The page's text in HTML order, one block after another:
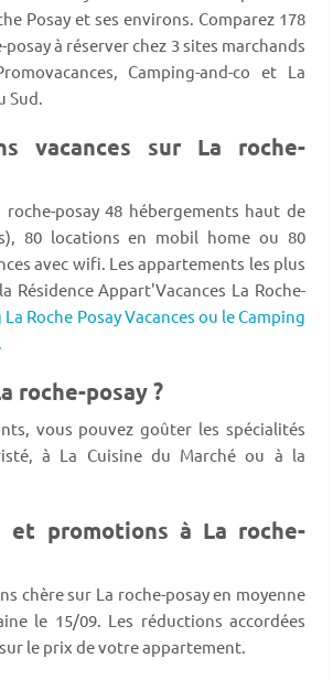
Posay et ses environs. Comparez 178
à réserver chez 3 sites marchands
Camping-and-co et La
Sud.
vacances sur La roche-
roche-posay 48 hébergements haut de
80 locations en mobil home ou 80
avec wifi. Les appartements les plus
Résidence Appart'Vacances La Roche-
Roche Posay Vacances ou le Camping
roche-posay ?
vous pouvez goûter les spécialités
à La Cuisine du Marché ou à la
et promotions à La roche-
chère sur La roche-posay en moyenne
le 15/09. Les réductions accordées
le prix de votre appartement.